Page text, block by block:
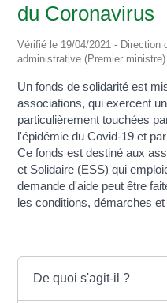
du Coronavirus
Vérifié le 19/04/2021 - Direction
administrative (Premier ministre)
Un fonds de solidarité est
associations, qui exercent
particulièrement touchées
l'épidémie du Covid-19 et
Ce fonds est destiné aux
et Solidaire (ESS) qui
demande d'aide peut être
les conditions, démarches
De quoi s'agit-il ?